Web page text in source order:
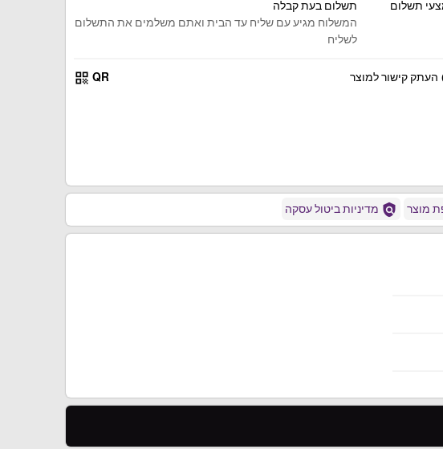
תשלום
תשלום בעת קבלה
המשלוח מגיע עם שליח עד הבית ואתם משלמים את התשלום
לשליח
העתק קישור למוצר QR
qr_code
מוצר policy מדיניות ביטול עסקה